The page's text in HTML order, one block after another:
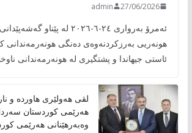
27/06/2026
admin
ئەمرۆ بەرواری ٢٤-٦-٢٠٢٦ لە پێناو
هونەریی بەرزکردنەوەی دەنگی هونەرمەندانی
ئاستی جیهاندا و پشتگیری لە هونەرمەندانی
لقی هەولێری هاوردە و
هەرێمی کوردستان
وەبەرهێنانی هەرێمی